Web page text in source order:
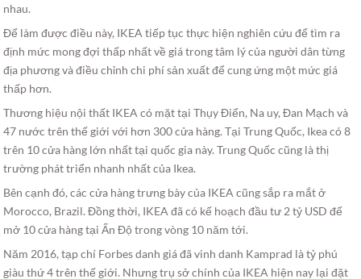
nhau.
Để làm được điều này, IKEA tiếp tục thực hiện nghiên cứu để tìm ra
định mức mong đợi thấp nhất về giá trong tâm lý của người dân từng
địa phương và điều chỉnh chi phí sản xuất để cung ứng một mức giá
thấp hơn.
Thương hiệu nội thất IKEA có mặt tại Thụy Điển, Na uy, Đan Mạch và
47 nước trên thế giới với hơn 300 cửa hàng. Tại Trung Quốc, Ikea có 8
trên 10 cửa hàng lớn nhất tại quốc gia này. Trung Quốc cũng là thị
trường phát triển nhanh nhất của Ikea.
Bên cạnh đó, các cửa hàng trưng bày của IKEA cũng sắp ra mắt ở
Morocco, Brazil. Đồng thời, IKEA đã có kế hoạch đầu tư 2 tỷ USD để
mở 10 cửa hàng tại Ấn Độ trong vòng 10 năm tới.
Năm 2016, tạp chí Forbes danh giá đã vinh danh Kamprad là tỷ phú
giàu thứ 4 trên thế giới. Nhưng trụ sở chính của IKEA hiện nay lại đặt